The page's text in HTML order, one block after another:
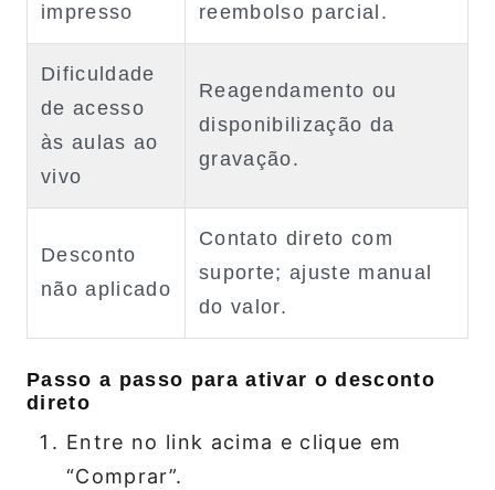
impresso
reembolso parcial.
Dificuldade
de acesso
às aulas ao
vivo
Reagendamento ou
disponibilização da
gravação.
Desconto
não aplicado
Contato direto com
suporte; ajuste manual
do valor.
Passo a passo para ativar o desconto
direto
Entre no link acima e clique em
“Comprar”.